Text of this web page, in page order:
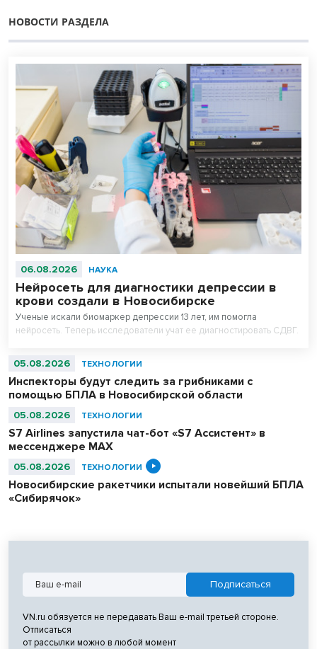
НОВОСТИ РАЗДЕЛА
06.08.2026 НАУКА
Нейросеть для диагностики депрессии в
крови создали в Новосибирске
Ученые искали биомаркер депрессии 13 лет, им помогла
нейросеть. Теперь исследователи учат ее диагностировать СДВГ.
05.08.2026 ТЕХНОЛОГИИ
Инспекторы будут следить за грибниками с
помощью БПЛА в Новосибирской области
05.08.2026 ТЕХНОЛОГИИ
S7 Airlines запустила чат-бот «S7 Ассистент» в
мессенджере MAX
05.08.2026 ТЕХНОЛОГИИ
Новосибирские ракетчики испытали новейший БПЛА
«Сибирячок»
VN.ru обязуется не передавать Ваш e-mail третьей стороне.
Отписаться
от рассылки можно в любой момент